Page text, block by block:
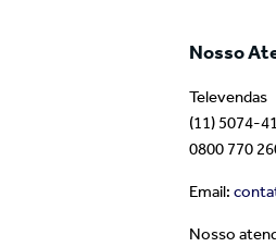
Nosso
Televendas
(11) 5074-
0800 770
Email:
Nosso